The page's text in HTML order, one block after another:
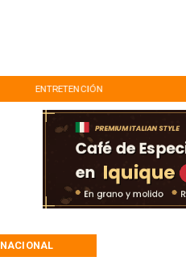
ENTRETENCIÓN
NACIONAL